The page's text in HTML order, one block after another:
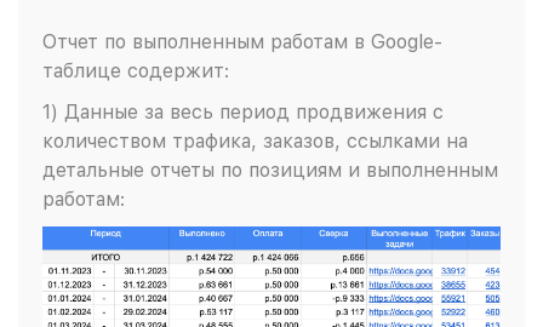
Отчет по выполненным работам в Google-
таблице содержит:
1) Данные за весь период продвижения с
количеством трафика, заказов, ссылками на
детальные отчеты по позициям и выполненным
работам: